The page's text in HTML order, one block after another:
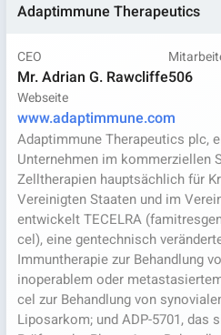
Adaptimmune Therapeutics
CEO
Mr. Adrian G. Rawcliffe506
Webseite
www.adaptimmune.com
Adaptimmune Therapeutics plc,
Unternehmen im kommerziellen
Zelltherapien hauptsächlich für
Vereinigten Staaten und im
entwickelt TECELRA
cel), eine gentechnisch
Immuntherapie zur Behandlung
inoperablem oder
cel zur Behandlung von
Liposarkom; und ADP-5701, das